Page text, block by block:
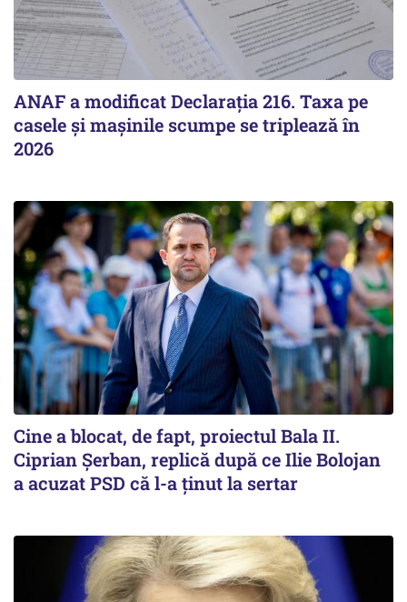
ANAF a modificat Declarația 216. Taxa pe
casele și mașinile scumpe se triplează în
2026
Cine a blocat, de fapt, proiectul Bala II.
Ciprian Șerban, replică după ce Ilie Bolojan
a acuzat PSD că l-a ținut la sertar